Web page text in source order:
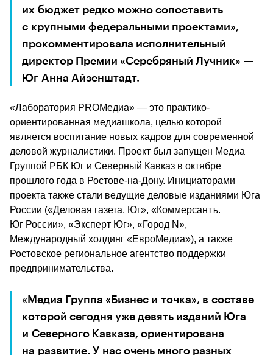
их бюджет редко можно сопоставить
с крупными федеральными проектами», —
прокомментировала исполнительный
директор Премии «Серебряный Лучник» —
Юг Анна Айзенштадт.
«Лаборатория PROМедиа» — это практико-
ориентированная медиашкола, целью которой
является воспитание новых кадров для современной
деловой журналистики. Проект был запущен Медиа
Группой РБК Юг и Северный Кавказ в октябре
прошлого года в Ростове-на-Дону. Инициаторами
проекта также стали ведущие деловые изданиями Юга
России («Деловая газета. Юг», «Коммерсантъ.
Юг России», «Эксперт Юг», «Город N»,
Международный холдинг «ЕвроМедиа»), а также
Ростовское региональное агентство поддержки
предпринимательства.
«Медиа Группа «Бизнес и точка», в составе
которой сегодня уже девять изданий Юга
и Северного Кавказа, ориентирована
на развитие. У нас очень много разных